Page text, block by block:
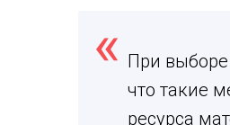
При
что такие
ресурса